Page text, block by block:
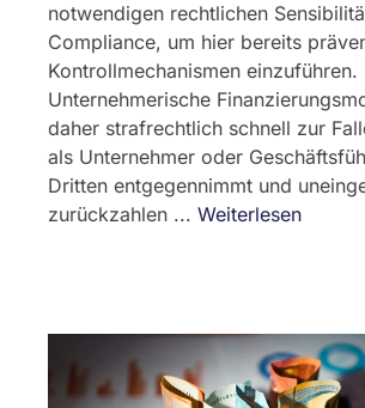
notwendigen rechtlichen
Compliance, um hier bereits
Kontrollmechanismen einzuführen.
Unternehmerische
daher strafrechtlich schnell zur
als Unternehmer oder
Dritten entgegennimmt und
zurückzahlen ... Weiterlesen